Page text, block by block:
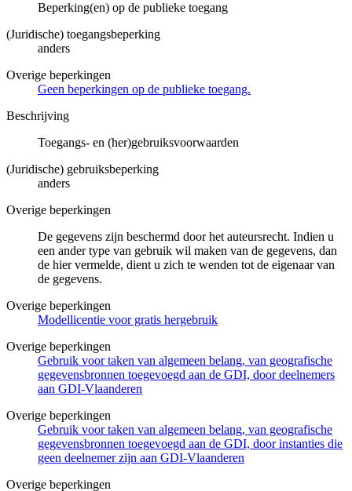
Beperking(en) op de publieke toegang
(Juridische) toegangsbeperking
anders
Overige beperkingen
Geen beperkingen op de publieke toegang.
Beschrijving
Toegangs- en (her)gebruiksvoorwaarden
(Juridische) gebruiksbeperking
anders
Overige beperkingen
De gegevens zijn beschermd door het auteursrecht. Indien u
een ander type van gebruik wil maken van de gegevens, dan
de hier vermelde, dient u zich te wenden tot de eigenaar van
de gegevens.
Overige beperkingen
Modellicentie voor gratis hergebruik
Overige beperkingen
Gebruik voor taken van algemeen belang, van geografische
gegevensbronnen toegevoegd aan de GDI, door deelnemers
aan GDI-Vlaanderen
Overige beperkingen
Gebruik voor taken van algemeen belang, van geografische
gegevensbronnen toegevoegd aan de GDI, door instanties die
geen deelnemer zijn aan GDI-Vlaanderen
Overige beperkingen